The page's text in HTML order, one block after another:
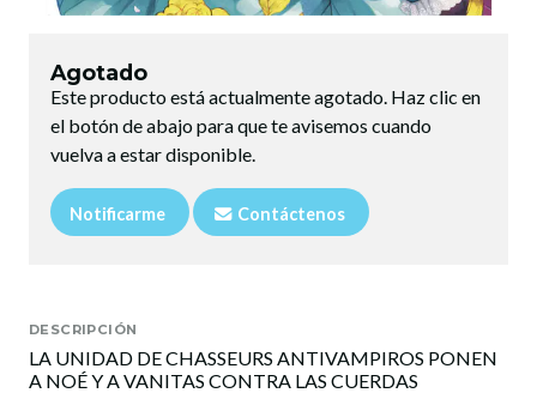
Agotado
Este producto está actualmente agotado. Haz clic en
el botón de abajo para que te avisemos cuando
vuelva a estar disponible.
Notificarme Contáctenos
DESCRIPCIÓN
LA UNIDAD DE CHASSEURS ANTIVAMPIROS PONEN
A NOÉ Y A VANITAS CONTRA LAS CUERDAS